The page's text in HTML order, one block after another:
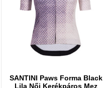
SANTINI Paws Forma Black
Lila Női Kerékpáros Mez